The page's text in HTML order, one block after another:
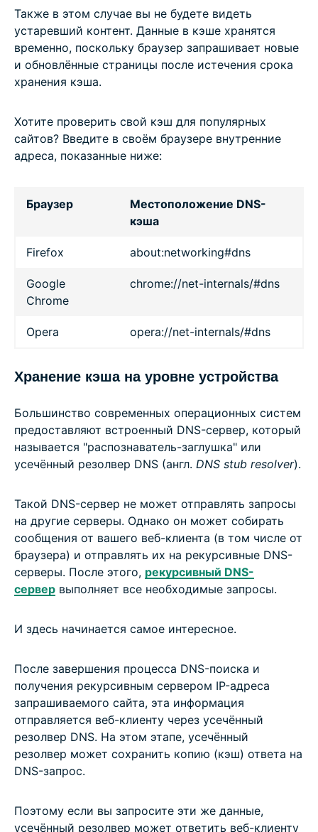
Также в этом случае вы не будете видеть
устаревший контент. Данные в кэше хранятся
временно, поскольку браузер запрашивает новые
и обновлённые страницы после истечения срока
хранения кэша.
Хотите проверить свой кэш для популярных
сайтов? Введите в своём браузере внутренние
адреса, показанные ниже:
Браузер
Местоположение DNS-
кэша
Firefox about:networking#dns
Google
Chrome
chrome://net-internals/#dns
Opera opera://net-internals/#dns
Хранение кэша на уровне устройства
Большинство современных операционных систем
предоставляют встроенный DNS-сервер, который
называется "распознаватель-заглушка" или
усечённый резолвер DNS (англ. DNS stub resolver).
Такой DNS-сервер не может отправлять запросы
на другие серверы. Однако он может собирать
сообщения от вашего веб-клиента (в том числе от
браузера) и отправлять их на рекурсивные DNS-
серверы. После этого, рекурсивный DNS-
сервер выполняет все необходимые запросы.
И здесь начинается самое интересное.
После завершения процесса DNS-поиска и
получения рекурсивным сервером IP-адреса
запрашиваемого сайта, эта информация
отправляется веб-клиенту через усечённый
резолвер DNS. На этом этапе, усечённый
резолвер может сохранить копию (кэш) ответа на
DNS-запрос.
Поэтому если вы запросите эти же данные,
усечённый резолвер может ответить веб-клиенту